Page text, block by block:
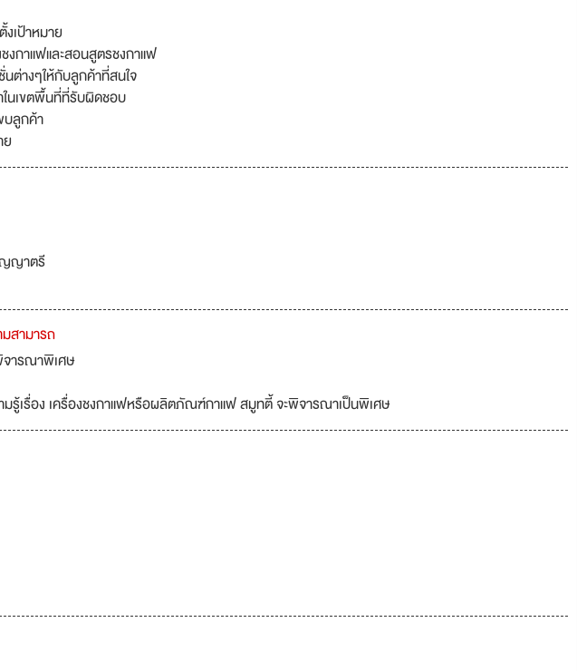
เป้าหมาย
งกาแฟและสอนสูตรชงกาแฟ
นต่างๆให้กับลูกค้าที่สนใจ
ในเขตพื้นที่ที่รับผิดชอบ
บลูกค้า
ญาตรี
สามารถ
ารณาพิเศษ
รู้เรื่อง เครื่องชงกาแฟหรือผลิตภัณฑ์กาแฟ สมูทตี้ จะพิจารณาเป็นพิเศษ